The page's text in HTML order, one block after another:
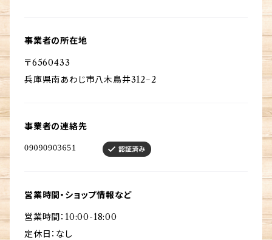
事業者の所在地
〒6560433
兵庫県南あわじ市八木鳥井312−2
事業者の連絡先
営業時間・ショップ情報など
営業時間：10:00-18:00
定休日：なし